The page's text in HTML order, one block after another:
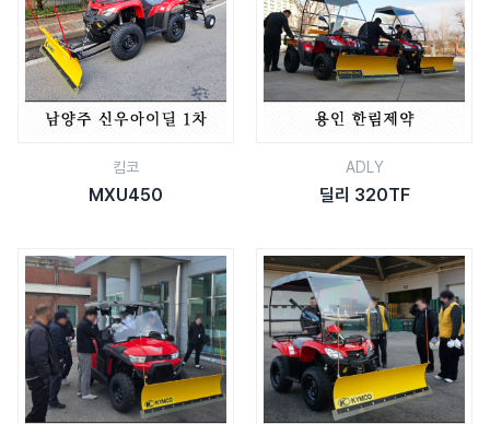
킴코
MXU450
ADLY
딜리 320TF